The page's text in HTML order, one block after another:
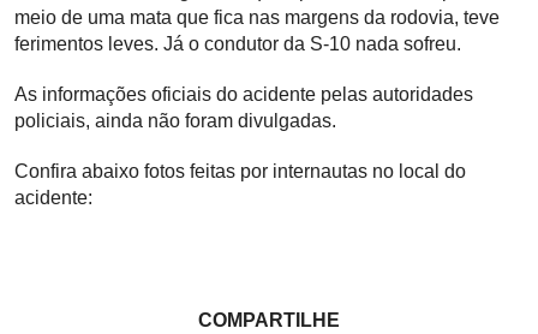
meio de uma mata que fica nas margens da rodovia, teve
ferimentos leves. Já o condutor da S-10 nada sofreu.
As informações oficiais do acidente pelas autoridades
policiais, ainda não foram divulgadas.
Confira abaixo fotos feitas por internautas no local do
acidente:
COMPARTILHE